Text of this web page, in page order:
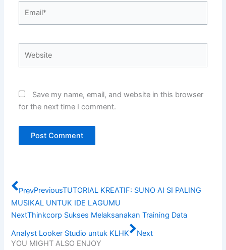
Save my name, email, and website in this browser
for the next time I comment.
PrevPreviousTUTORIAL KREATIF: SUNO AI SI PALING
MUSIKAL UNTUK IDE LAGUMU
NextThinkcorp Sukses Melaksanakan Training Data
Analyst Looker Studio untuk KLHK
Next
YOU MIGHT ALSO ENJOY